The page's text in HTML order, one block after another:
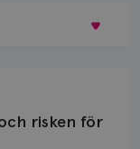
risken för